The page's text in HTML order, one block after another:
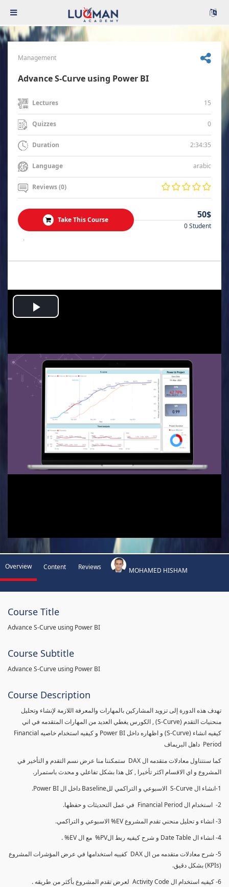
Management
Advance S-Curve using Power BI
Lectures 15
Quizzes 0
Duration 2:34:35
Language arabic
Reviews (0)
Take This Course 50$
0 Student
.
Play
Overview Content Reviews MOHAMED HISHAM
Course Title
Advance S-Curve using Power BI
Course Subtitle
Advance S-Curve using Power BI
Course Description
تهدف هذه الدورة إلى تزويد المشاركين بالمهارات والمعرفة اللازمة لإنشاء وتحليل
منحنيات التقدم (S-Curve) , الكورس يغطي العديد من المهارات المتقدمه في اني
كيفيه انشاء (S-Curve) و اظهاره داخل Power BI و كيفيه استخدام خاصيه Financial
Period داهل البريماف
كما سنتناول معادلات متقدمه ال DAX ستمكننا منا عرض نسم التقدم و التأخير في
المشروع و اي الاقسام اكثر تأخيرا , كل هذا بشكل تفاعلي و محدث باستمرار.
1-انشاء ال S-Curve الاسبوعي و التراكمي للBaseline داخل ال Power BI.
2- استخدام ال Financial Period في عمل التحديثات و حفظها.
3- انشاء و تحليل منحني تقدم المشروع EV% الاسبوعي و التراكمي.
4- انشاء ال Date Table و شرح كيفيه ربط الPV% مع ال EV% .
5- شرح معادلات متقدمه من ال DAX كفييه استخدامها في عرض المؤشرات المشروع
(KPIs) بشكل دقيق.
6- كيفيه استخدام ال Activity Code لعرض تقدم المشروع بأكثر من طريقه .